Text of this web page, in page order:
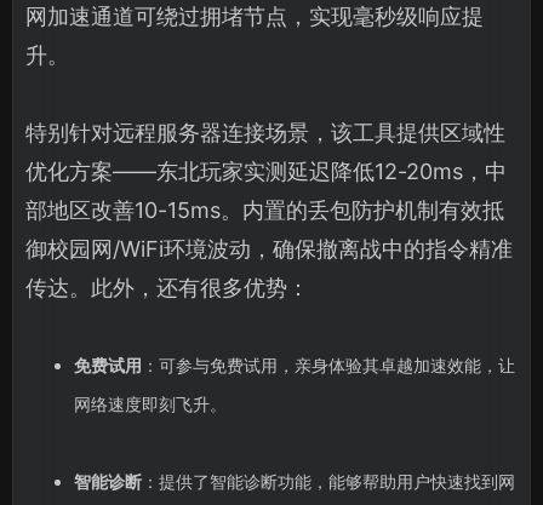
网加速通道可绕过拥堵节点，实现毫秒级响应提
升。
特别针对远程服务器连接场景，该工具提供区域性
优化方案——东北玩家实测延迟降低12-20ms，中
部地区改善10-15ms。内置的丢包防护机制有效抵
御校园网/WiFi环境波动，确保撤离战中的指令精准
传达。此外，还有很多优势：
免费试用 ：可参与免费试用，亲身体验其卓越加速效能，让
网络速度即刻飞升。
智能诊断：提供了智能诊断功能，能够帮助用户快速找到网